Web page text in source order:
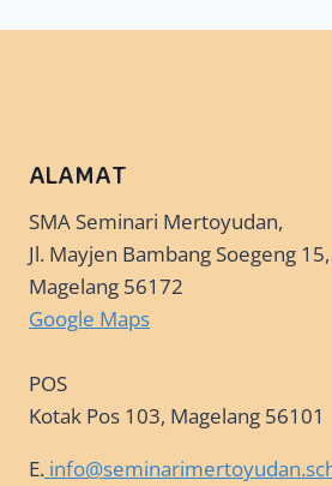
ALAMAT
SMA Seminari Mertoyudan,
Jl. Mayjen Bambang Soegeng
Magelang 56172
Google Maps
POS
Kotak Pos 103, Magelang 56101
E.